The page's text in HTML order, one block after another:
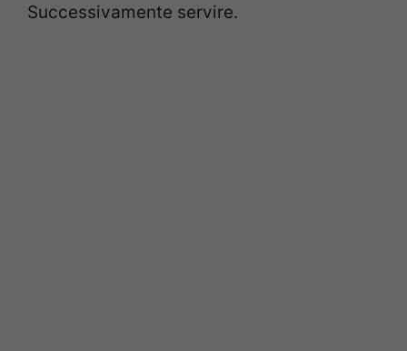
Successivamente servire.